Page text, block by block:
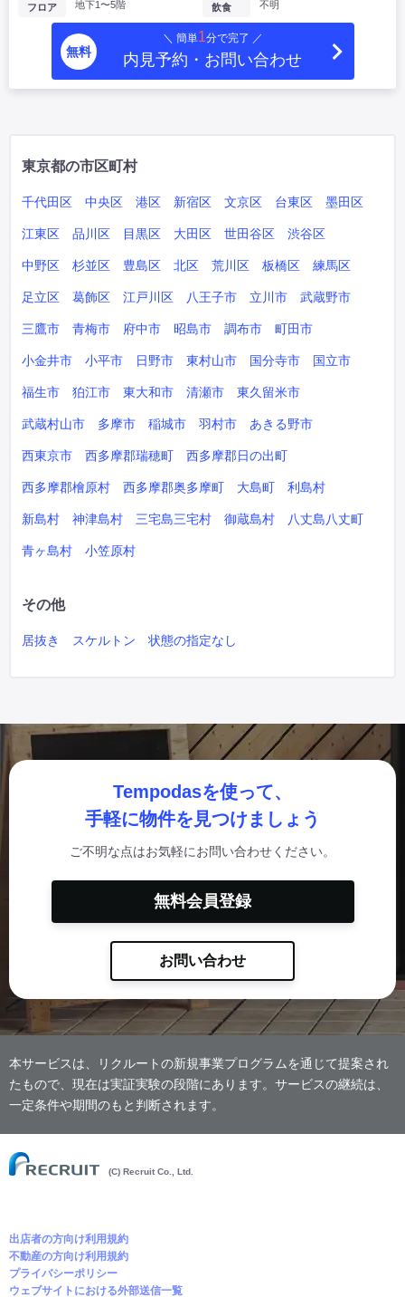
フロア 地下1〜5階 飲食 不明
無料
＼ 簡単1分で完了 ／
内見予約・お問い合わせ
東京都の市区町村
千代田区 中央区 港区 新宿区 文京区 台東区 墨田区
江東区 品川区 目黒区 大田区 世田谷区 渋谷区
中野区 杉並区 豊島区 北区 荒川区 板橋区 練馬区
足立区 葛飾区 江戸川区 八王子市 立川市 武蔵野市
三鷹市 青梅市 府中市 昭島市 調布市 町田市
小金井市 小平市 日野市 東村山市 国分寺市 国立市
福生市 狛江市 東大和市 清瀬市 東久留米市
武蔵村山市 多摩市 稲城市 羽村市 あきる野市
西東京市 西多摩郡瑞穂町 西多摩郡日の出町
西多摩郡檜原村 西多摩郡奥多摩町 大島町 利島村
新島村 神津島村 三宅島三宅村 御蔵島村 八丈島八丈町
青ヶ島村 小笠原村
その他
居抜き スケルトン 状態の指定なし
Tempodasを使って、
手軽に物件を見つけましょう
ご不明な点はお気軽にお問い合わせください。
無料会員登録
お問い合わせ
本サービスは、リクルートの新規事業プログラムを通じて提案され
たもので、現在は実証実験の段階にあります。サービスの継続は、
一定条件や期間のもと判断されます。
(C) Recruit Co., Ltd.
出店者の方向け利用規約
不動産の方向け利用規約
プライバシーポリシー
ウェブサイトにおける外部送信一覧